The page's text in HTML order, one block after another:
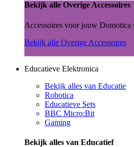
Bekijk alle Overige Accessoires
Accessoires voor jouw Domotica
Bekijk alle Overige Accessoires
Educatieve Elektronica
Bekijk alles van Educatie
Robotica
Educatieve Sets
BBC Micro:Bit
Gaming
Bekijk alles van Educatief